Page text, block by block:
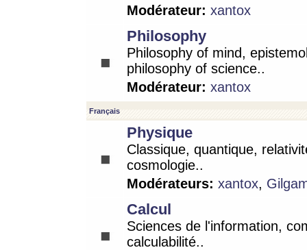
Modérateur: xantox
Philosophy
Philosophy of mind,
philosophy of science..
Modérateur: xantox
Français
Physique
Classique, quantique,
cosmologie..
Modérateurs: xantox,
Calcul
Sciences de l'information,
calculabilité..